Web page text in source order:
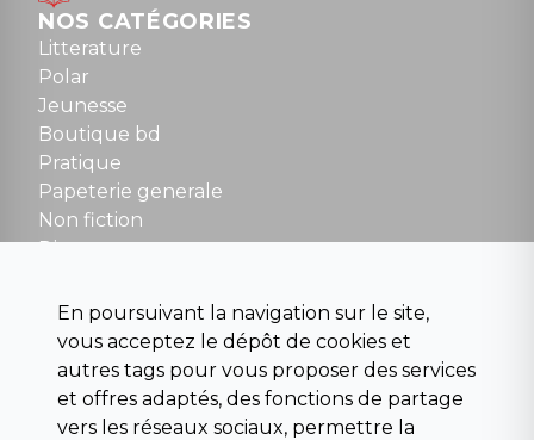
Dimanche : 10h30 à 12h30
Tel : 01 48 89 13 88
NOUS CONTACTER
contact@la-griffe-noire.com
NOS CATÉGORIES
Litterature
Polar
Jeunesse
Boutique bd
Pratique
Papeterie generale
Non fiction
Divers
Beaux livres et art
Para scolaire
Histoire
Pochoteque
Pleiade
En poursuivant la navigation sur le site,
vous acceptez le dépôt de cookies et
autres tags pour vous proposer des services
et offres adaptés, des fonctions de partage
vers les réseaux sociaux, permettre la